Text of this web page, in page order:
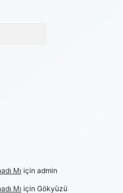
Mı için admin
Mı için Gökyüzü